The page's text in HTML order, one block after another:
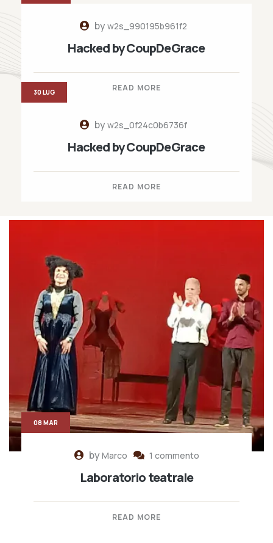
byw2s_990195b961f2
Hacked by CoupDeGrace
READ MORE
byw2s_0f24c0b6736f
Hacked by CoupDeGrace
READ MORE
30 LUG
byMarco 1 commento
Laboratorio teatrale
READ MORE
08 MAR